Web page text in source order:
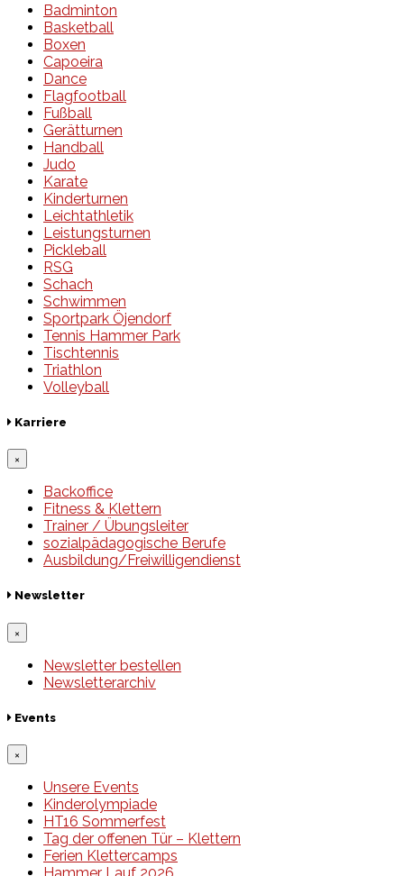
Badminton
Basketball
Boxen
Capoeira
Dance
Flagfootball
Fußball
Gerätturnen
Handball
Judo
Karate
Kinderturnen
Leichtathletik
Leistungsturnen
Pickleball
RSG
Schach
Schwimmen
Sportpark Öjendorf
Tennis Hammer Park
Tischtennis
Triathlon
Volleyball
Karriere
×
Backoffice
Fitness & Klettern
Trainer / Übungsleiter
sozialpädagogische Berufe
Ausbildung/Freiwilligendienst
Newsletter
×
Newsletter bestellen
Newsletterarchiv
Events
×
Unsere Events
Kinderolympiade
HT16 Sommerfest
Tag der offenen Tür – Klettern
Ferien Klettercamps